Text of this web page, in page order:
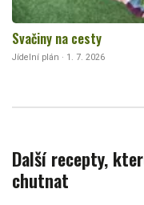
Svačiny na cesty
Jídelní plán · 1. 7. 2026
Další recepty,
chutnat